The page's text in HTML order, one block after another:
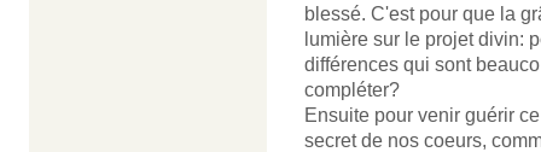
blessé. C'est pour que la
lumière sur le projet divin:
différences qui sont
compléter?
Ensuite pour venir guérir
secret de nos coeurs,